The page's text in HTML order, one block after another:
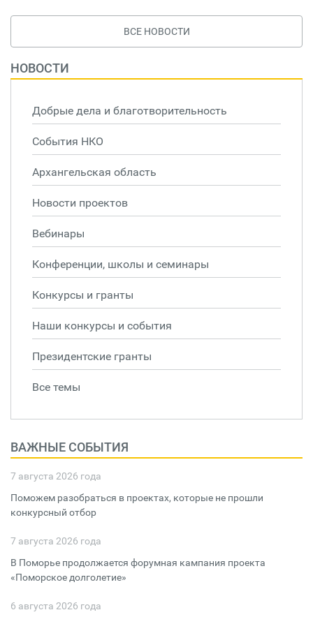
ВСЕ НОВОСТИ
НОВОСТИ
Добрые дела и благотворительность
События НКО
Архангельская область
Новости проектов
Вебинары
Конференции, школы и семинары
Конкурсы и гранты
Наши конкурсы и события
Президентские гранты
Все темы
ВАЖНЫЕ СОБЫТИЯ
7 августа 2026 года
Поможем разобраться в проектах, которые не прошли
конкурсный отбор
7 августа 2026 года
В Поморье продолжается форумная кампания проекта
«Поморское долголетие»
6 августа 2026 года